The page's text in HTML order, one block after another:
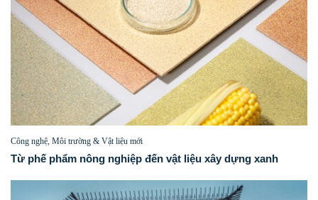
Công nghệ, Môi trường & Vật liệu mới
Từ phế phẩm nông nghiệp đến vật liệu xây dựng xanh